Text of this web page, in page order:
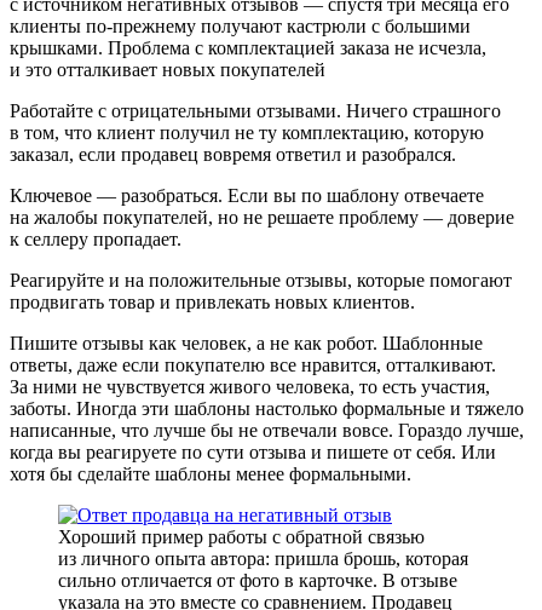
клиенты по-прежнему получают кастрюли с большими
крышками. Проблема с комплектацией заказа не исчезла,
и это отталкивает новых покупателей
Работайте с отрицательными отзывами. Ничего страшного
в том, что клиент получил не ту комплектацию, которую
заказал, если продавец вовремя ответил и разобрался.
Ключевое — разобраться. Если вы по шаблону отвечаете
на жалобы покупателей, но не решаете проблему — доверие
к селлеру пропадает.
Реагируйте и на положительные отзывы, которые помогают
продвигать товар и привлекать новых клиентов.
Пишите отзывы как человек, а не как робот. Шаблонные
ответы, даже если покупателю все нравится, отталкивают.
За ними не чувствуется живого человека, то есть участия,
заботы. Иногда эти шаблоны настолько формальные и тяжело
написанные, что лучше бы не отвечали вовсе. Гораздо лучше,
когда вы реагируете по сути отзыва и пишете от себя. Или
хотя бы сделайте шаблоны менее формальными.
Хороший пример работы с обратной связью
из личного опыта автора: пришла брошь, которая
сильно отличается от фото в карточке. В отзыве
указала на это вместе со сравнением. Продавец